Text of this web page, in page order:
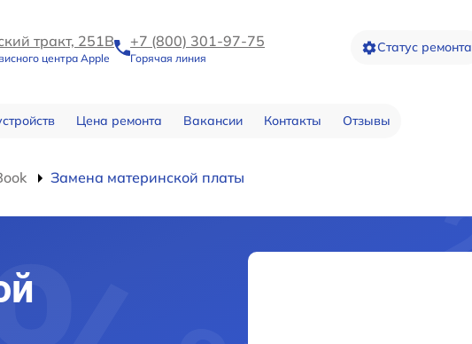
тракт, 251В
центра Apple
+7 (800) 301-97-75
Горячая линия
Статус ремонта
Цена ремонта Вакансии Контакты Отзывы
Замена материнской платы